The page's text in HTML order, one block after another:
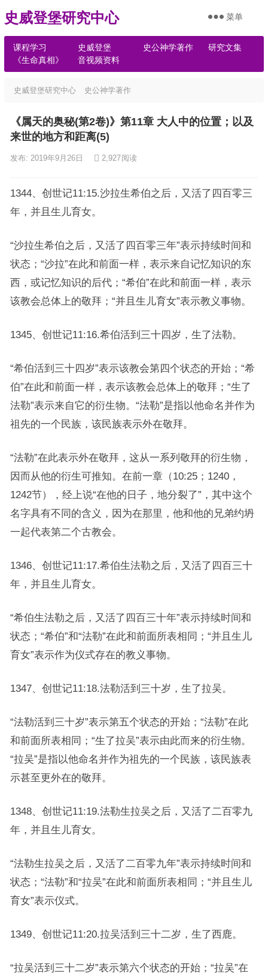
史威登堡研究中心
课程学习 史威登堡 史公神学著作
研究文集
《生命真相》
音视频资料
菜单
史威登堡研究中心 史公神学著作
《属天的奥秘(第2卷)》第11章 大人中的位置；以及
来世的地方和距离(5)
发布: 2019年9月26日 2,927阅读
1344、创世记11:15.沙拉生希伯之后，又活了四百零三
年，并且生儿育女。
“沙拉生希伯之后，又活了四百零三年”表示持续时间和
状态；“沙拉”在此和前面一样，表示来自记忆知识的东
西，或记忆知识的后代；“希伯”在此和前面一样，表示
该教会总体上的敬拜；“并且生儿育女”表示教义事物。
1345、创世记11:16.希伯活到三十四岁，生了法勒。
“希伯活到三十四岁”表示该教会第四个状态的开始；“希
伯”在此和前面一样，表示该教会总体上的敬拜；“生了
法勒”表示来自它的衍生物。“法勒”是指以他命名并作为
祖先的一个民族，该民族表示外在敬拜。
“法勒”在此表示外在敬拜，这从一系列敬拜的衍生物，
因而从他的衍生可推知。在前一章（10:25；1240，
1242节），经上说“在他的日子，地分裂了”，其中这个
名字具有不同的含义，因为在那里，他和他的兄弟约坍
一起代表第二个古教会。
1346、创世记11:17.希伯生法勒之后，又活了四百三十
年，并且生儿育女。
“希伯生法勒之后，又活了四百三十年”表示持续时间和
状态；“希伯”和“法勒”在此和前面所表相同；“并且生儿
育女”表示作为仪式存在的教义事物。
1347、创世记11:18.法勒活到三十岁，生了拉吴。
“法勒活到三十岁”表示第五个状态的开始；“法勒”在此
和前面所表相同；“生了拉吴”表示由此而来的衍生物。
“拉吴”是指以他命名并作为祖先的一个民族，该民族表
示甚至更外在的敬拜。
1348、创世记11:19.法勒生拉吴之后，又活了二百零九
年，并且生儿育女。
“法勒生拉吴之后，又活了二百零九年”表示持续时间和
状态；“法勒”和“拉吴”在此和前面所表相同；“并且生儿
育女”表示仪式。
1349、创世记11:20.拉吴活到三十二岁，生了西鹿。
“拉吴活到三十二岁”表示第六个状态的开始；“拉吴”在